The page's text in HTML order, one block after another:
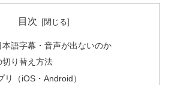
目次
本語字幕・音声が出ないのか
切り替え方法
リ（iOS・Android）